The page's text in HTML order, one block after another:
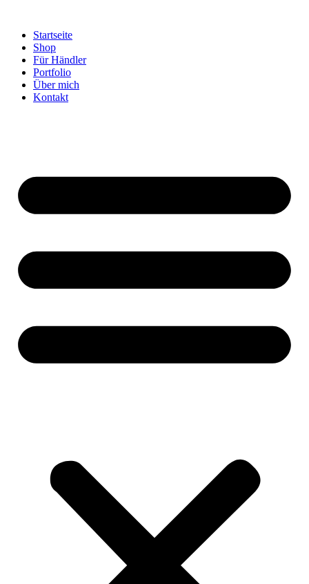
Startseite
Shop
Für Händler
Portfolio
Über mich
Kontakt